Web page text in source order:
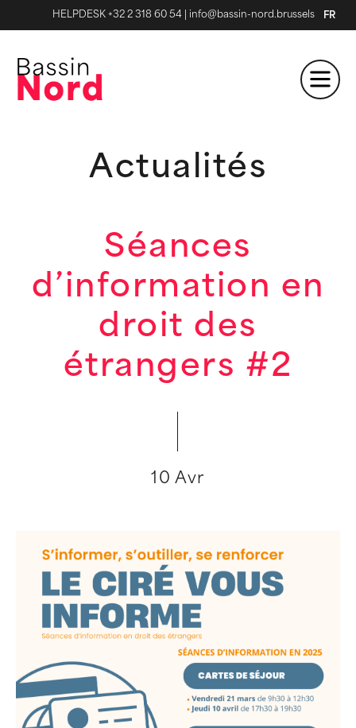
HELPDESK +32 2 318 60 54 info@bassin-nord.brussels FR
Actualités
Séances
d’information en
droit des
étrangers #2
10 Avr